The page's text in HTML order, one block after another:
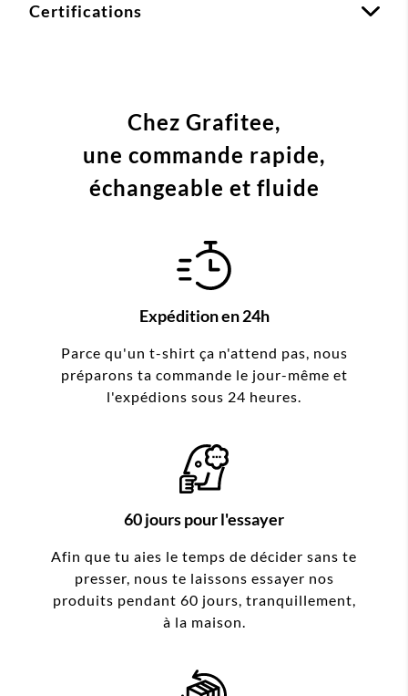
Certifications
Chez Grafitee,
une commande rapide,
échangeable et fluide
Expédition en 24h
Parce qu'un t-shirt ça n'attend pas, nous
préparons ta commande le jour-même et
l'expédions sous 24 heures.
60 jours pour l'essayer
Afin que tu aies le temps de décider sans te
presser, nous te laissons essayer nos
produits pendant 60 jours, tranquillement,
à la maison.